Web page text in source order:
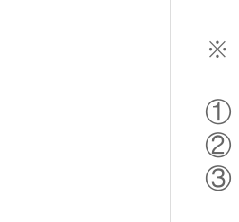
※
①
②
③